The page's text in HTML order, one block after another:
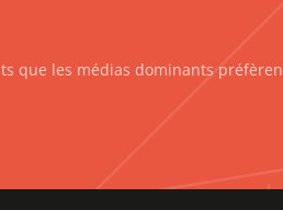
que les médias dominants